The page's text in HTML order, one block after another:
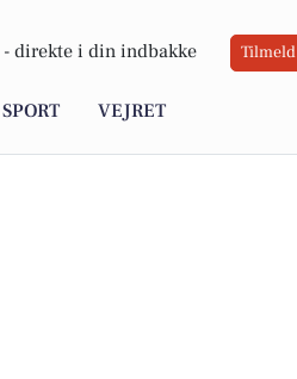
direkte i din indbakke Tilmeld
SPORT VEJRET